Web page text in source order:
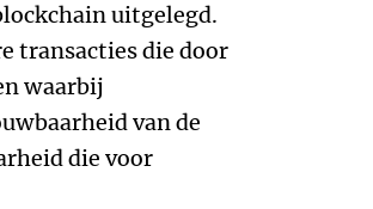
uitgelegd.
transacties die door
waarbij
van de
die voor